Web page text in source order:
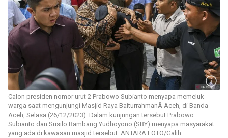
Calon presiden nomor urut 2 Prabowo Subianto menyapa memeluk
warga saat mengunjungi Masjid Raya BaiturrahmanÂ Aceh, di Banda
Aceh, Selasa (26/12/2023). Dalam kunjungan tersebut Prabowo
Subianto dan Susilo Bambang Yudhoyono (SBY) menyapa masyarakat
yang ada di kawasan masjid tersebut. ANTARA FOTO/Galih